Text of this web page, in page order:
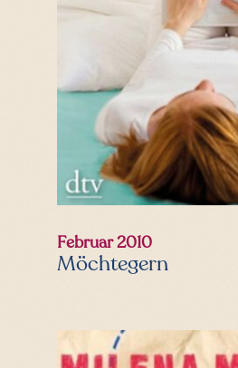
Möchtegern
Februar 2010